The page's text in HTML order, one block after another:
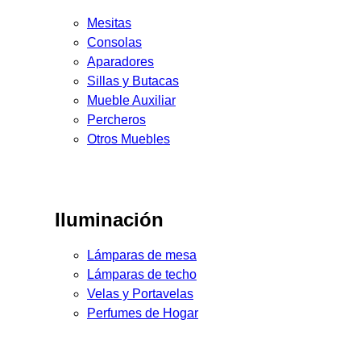
Mesitas
Consolas
Aparadores
Sillas y Butacas
Mueble Auxiliar
Percheros
Otros Muebles
Iluminación
Lámparas de mesa
Lámparas de techo
Velas y Portavelas
Perfumes de Hogar